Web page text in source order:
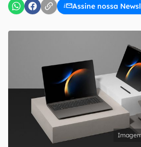
Assine nossa
Confirmo que li, aceito e concordo
Uso e Política de Privacidade do